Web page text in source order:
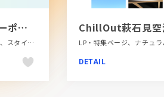
株式会社ヤマデン-コーポレートサイト
コーポレートサイト、シンプル、スタイリッシュ、テクノロジー・サイエンス、ホワイト系、大きめ写真、金融・法律・人材・専門職
DETAIL